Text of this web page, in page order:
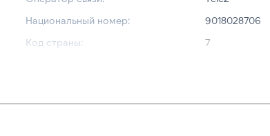
Национальный номер:
9018028706
Код страны:
7
Валидный номер:
✓ Да